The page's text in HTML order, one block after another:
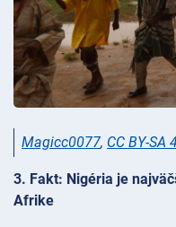
Magicc0077, CC BY-SA
3. Fakt: Nigéria je
Afrike